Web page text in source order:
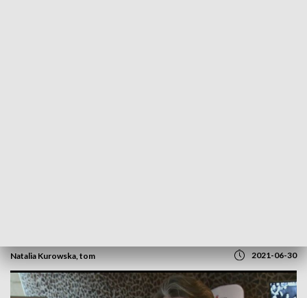
Natalia Kurowska, tom 2021-06-30